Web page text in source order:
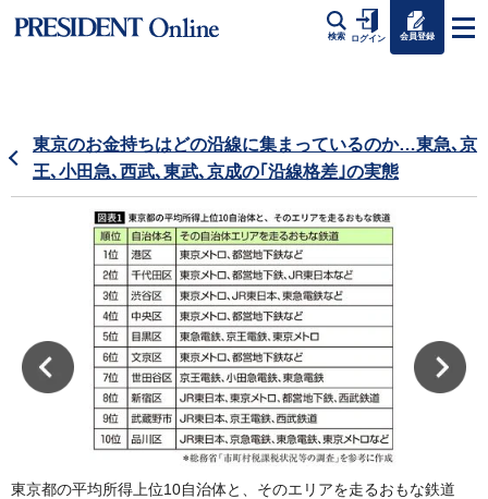
検索 ログイン 会員登録
東京のお金持ちはどの沿線に集まっているのか…東急､京
王､小田急､西武､東武､京成の｢沿線格差｣の実態
東京都の平均所得上位10自治体と、そのエリアを走るおもな鉄道